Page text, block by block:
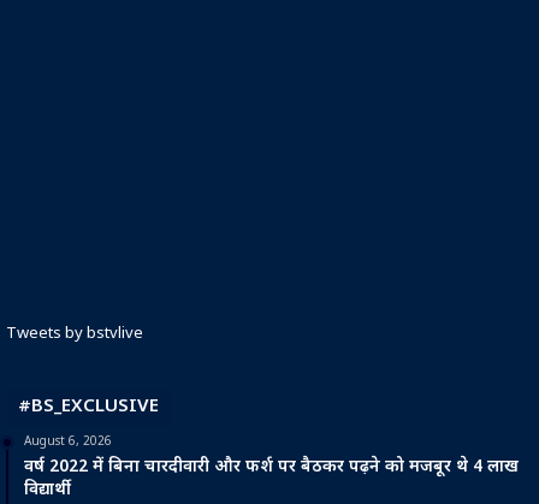
Tweets by bstvlive
#BS_EXCLUSIVE
August 6, 2026
वर्ष 2022 में बिना चारदीवारी और फर्श पर बैठकर पढ़ने को मजबूर थे 4 लाख
विद्यार्थी